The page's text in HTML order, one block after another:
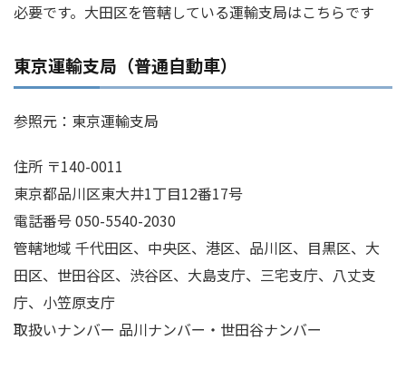
必要です。大田区を管轄している運輸支局はこちらです
東京運輸支局（普通自動車）
参照元：東京運輸支局
住所 〒140-0011
東京都品川区東大井1丁目12番17号
電話番号 050-5540-2030
管轄地域 千代田区、中央区、港区、品川区、目黒区、大
田区、世田谷区、渋谷区、大島支庁、三宅支庁、八丈支
庁、小笠原支庁
取扱いナンバー 品川ナンバー・世田谷ナンバー